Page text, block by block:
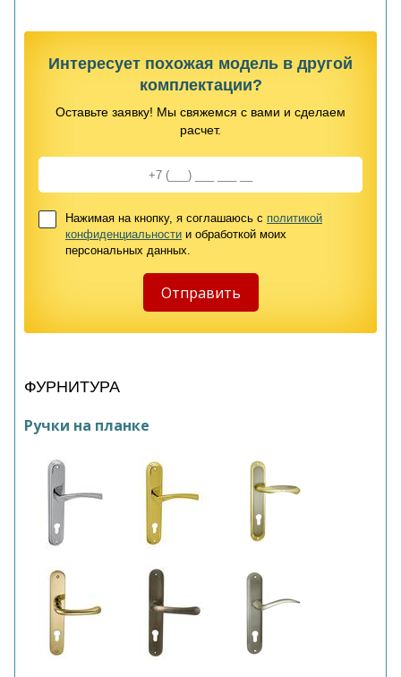
Интересует похожая модель в другой
комплектации?
Оставьте заявку! Мы свяжемся с вами и сделаем
расчет.
Нажимая на кнопку, я соглашаюсь с политикой
конфиденциальности и обработкой моих
персональных данных.
ФУРНИТУРА
Ручки на планке